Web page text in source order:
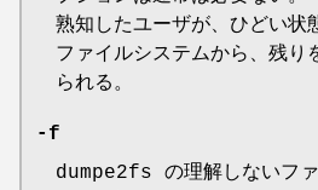
熟知したユーザが、ひどい状
ファイルシステムから、残り
られる。
-f
dumpe2fs の理解しないフ